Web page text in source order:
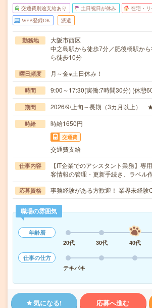
交通費別途支給あり 土日祝日が休み 在宅・リ
WEB登録OK 派遣
勤務地
大阪市西区
中之島駅から徒歩7分／肥後橋駅か
ら徒歩10分
曜日頻度 月～金※土日休み！
時間 9:00～17:30(実働:7時間30分) (休憩
期間 2026/9/上旬～長期（3カ月以上）
時給 時給1650円
交通費
交通費支給
仕事内容
【IT企業でのアシスタント業務】専
客情報の管理・更新手続き、ラベル
応募資格 事務経験がある方歓迎！ 業界未経験
職場の雰囲気
年齢層
20代
30代 40代
仕事の仕方
テキパキ
気になる! 応募へ進む